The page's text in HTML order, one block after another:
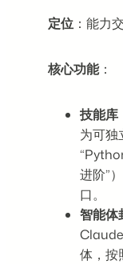
定位 ：能力
核心功能：
技能库
为可独
进阶”
口。
智能体
体，按